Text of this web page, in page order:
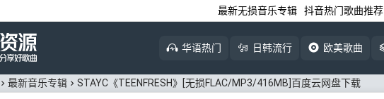
最新无损音乐专辑 抖音热门歌曲推荐
华语热门 日韩流行 欧美歌曲
最新音乐专辑 STAYC《TEENFRESH》[无损FLAC/MP3/416MB]百度云网盘下载